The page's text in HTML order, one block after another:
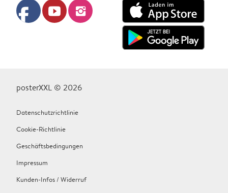
facebook youtube instagram
posterXXL © 2026
Datenschutzrichtlinie
Cookie-Richtlinie
Geschäftsbedingungen
Impressum
Kunden-Infos / Widerruf